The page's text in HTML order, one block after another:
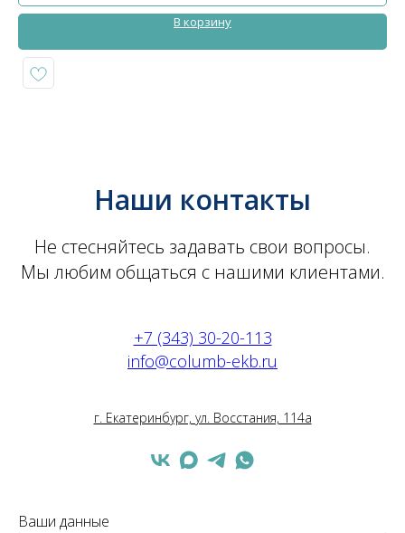
В корзину
Наши контакты
Не стесняйтесь задавать свои вопросы.
Мы любим общаться с нашими клиентами.
+7 (343) 30-20-113
info@columb-ekb.ru
г. Екатеринбург, ул. Восстания, 114а
Ваши данные